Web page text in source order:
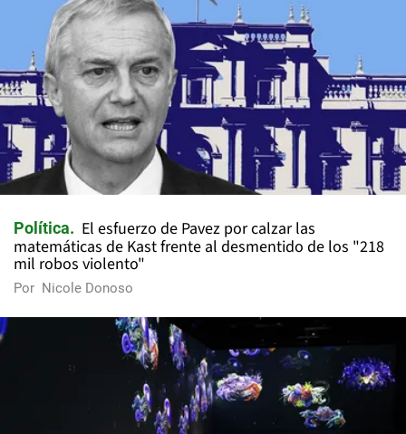
Política
El esfuerzo de Pavez por calzar las
matemáticas de Kast frente al desmentido de los "218
mil robos violento"
Por Nicole Donoso